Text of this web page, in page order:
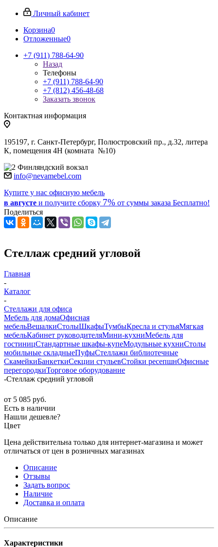
Личный кабинет
Корзина0
Отложенные0
+7 (911) 788-64-90
Назад
Телефоны
+7 (911) 788-64-90
+7 (812) 456-48-68
Заказать звонок
Контактная информация
195197, г. Санкт-Петербург, Полюстровский пр., д.32, литера
К, помещения 4Н (комната №10)
Финляндский вокзал
info@nevamebel.com
Купите у нас офисную мебель
в августе и получите сборку 7% от суммы заказа Бесплатно!
Поделиться
Стеллаж средний угловой
Главная
-
Каталог
-
Стеллажи для офиса
Мебель для домаОфисная
мебельВешалкиСтолыШкафыТумбыКресла и стульяМягкая
мебельКабинет руководителяМини-кухниМебель для
гостиницСтандартные шкафы-купеМодульные кухниСтолы
мобильные складныеПуфыСтеллажи библиотечные
СкамейкиБанкеткиСекции стульевСтойки ресепшнОфисные
перегородкиТорговое оборудование
-Стеллаж средний угловой
от 5 085 руб.
Есть в наличии
Нашли дешевле?
Цвет
Цена действительна только для интернет-магазина и может
отличаться от цен в розничных магазинах
Описание
Отзывы
Задать вопрос
Наличие
Доставка и оплата
Описание
Характеристики